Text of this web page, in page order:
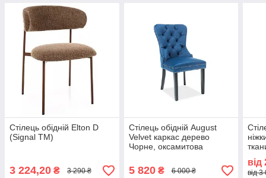
Стілець обідній Elton D
(Signal ТМ)
3 224,20 ₴ 3 290 ₴
Стілець обідній August
Velvet каркас дерево
Чорне, оксамитова
(Signal -ТМ)
5 820₴ 6 000 ₴
від
від